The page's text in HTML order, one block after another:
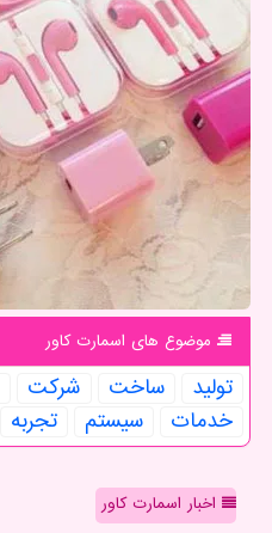
موضوع های اسمارت كاور
تولید ساخت شركت
خدمات
سیستم تجربه
اخبار اسمارت کاور